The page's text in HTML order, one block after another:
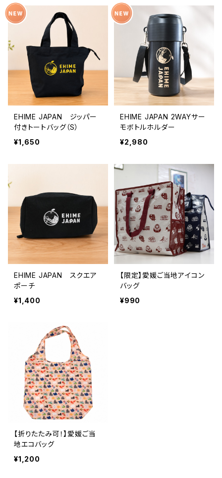
EHIME JAPAN ジッパー
付きトートバッグ（S）
¥1,650
EHIME JAPAN 2WAYサー
モボトルホルダー
¥2,980
EHIME JAPAN スクエア
ポーチ
¥1,400
【限定】愛媛ご当地アイコン
バッグ
¥990
【折りたたみ可！】愛媛ご当
地エコバッグ
¥1,200